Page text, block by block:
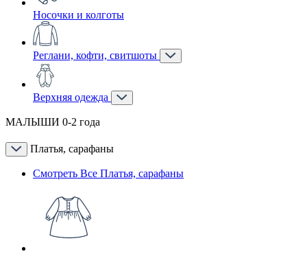
Носочки и колготы
Реглани, кофти, свитшоты
Верхняя одежда
МАЛЫШИ 0-2 года
Платья, сарафаны
Смотреть Все Платья, сарафаны